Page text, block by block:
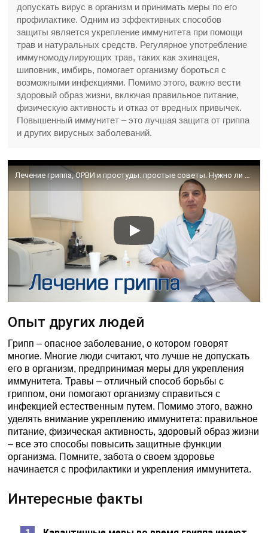
допускать вирус в организм и принимать меры по его
профилактике. Одним из эффективных способов
защиты является укрепление иммунитета при помощи
трав и натуральных средств. Регулярное употребление
иммуномодулирующих трав, таких как эхинацея,
шиповник, имбирь, помогает организму бороться с
возможными инфекциями. Помимо этого, важно вести
здоровый образ жизни, включая правильное питание,
физическую активность и отказ от вредных привычек.
Повышенный иммунитет – это лучшая защита от гриппа
и других вирусных заболеваний.
Опыт других людей
Грипп – опасное заболевание, о котором говорят
многие. Многие люди считают, что лучше не допускать
его в организм, предпринимая меры для укрепления
иммунитета. Травы – отличный способ борьбы с
гриппом, они помогают организму справиться с
инфекцией естественным путем. Помимо этого, важно
уделять внимание укреплению иммунитета: правильное
питание, физическая активность, здоровый образ жизни
– все это способы повысить защитные функции
организма. Помните, забота о своем здоровье
начинается с профилактики и укрепления иммунитета.
Интересные факты